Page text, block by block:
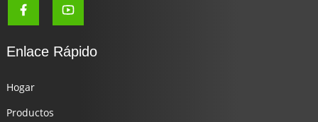
Enlace Rápido
Hogar
Productos